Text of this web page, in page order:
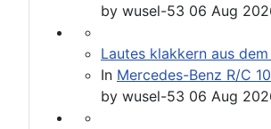
by wusel-53 06 Aug
Lautes klakkern aus
In Mercedes-Benz R/C
by wusel-53 06 Aug